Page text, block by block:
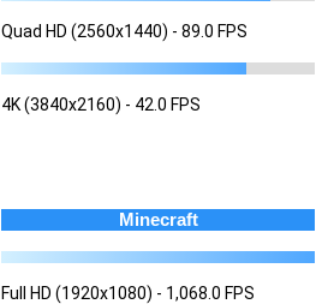
Quad HD (2560x1440) - 89.0 FPS
4K (3840x2160) - 42.0 FPS
Minecraft
Full HD (1920x1080) - 1,068.0 FPS